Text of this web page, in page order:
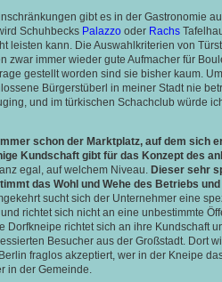
gibt es in der Gastronomie
Schuhbecks Palazzooder Rachs
leisten kann. Die Auswahlkriterien von
zwar immer wieder gute Aufmacher für
gestellt worden sind sie bisher kaum.
Bürgerstüberl in meiner Stadt nie
und im türkischen Schachclub würde
schon der Marktplatz, auf dem sich
Kundschaft gibt für das Konzept des
egal, auf welchem Niveau. Dieser sehr
das Wohl und Wehe des Betriebs
sucht sich der Unternehmer eine
richtet sich nicht an eine unbestimmte
Dorfkneipe richtet sich an ihre Kundschaft
Besucher aus der Großstadt. Dort
fraglos akzeptiert, wer in der Kneipe
in der Gemeinde.